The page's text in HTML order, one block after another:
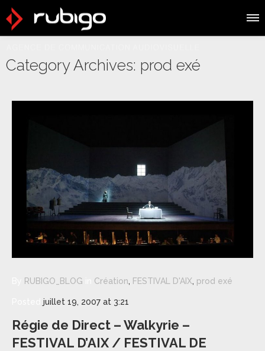
Category Archives: prod exé
RUBIGO_BLOG Création, FESTIVAL D'AIX, prod exé
juillet 19, 2007 at 3:21
Régie de Direct – Walkyrie –
FESTIVAL D’AIX / FESTIVAL DE